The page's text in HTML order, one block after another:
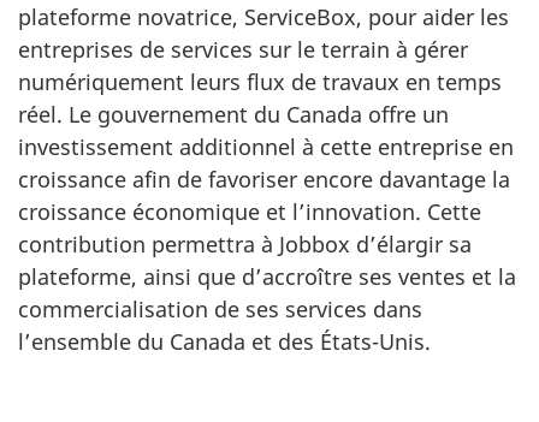
plateforme novatrice, ServiceBox, pour aider les
entreprises de services sur le terrain à gérer
numériquement leurs flux de travaux en temps
réel. Le gouvernement du Canada offre un
investissement additionnel à cette entreprise en
croissance afin de favoriser encore davantage la
croissance économique et l’innovation. Cette
contribution permettra à Jobbox d’élargir sa
plateforme, ainsi que d’accroître ses ventes et la
commercialisation de ses services dans
l’ensemble du Canada et des États-Unis.